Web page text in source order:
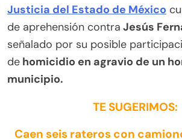
Justicia del Estado de México
de aprehensión contra Jesús
señalado por su posible
de homicidio en agravio de un
municipio.
TE SUGERIMOS:
Caen seis rateros con